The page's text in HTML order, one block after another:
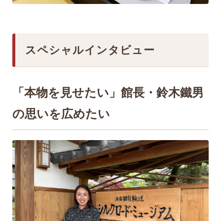
スペシャルインタビュー
「本物を見せたい」館長・鈴木鐵男
の思いを広めたい